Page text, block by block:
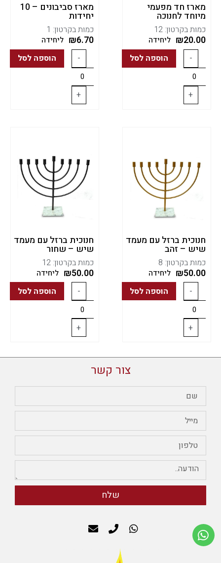
מארז חד מפעמי
מיוחד לחנוכה
כמות בקרטון: 12
₪20.00 ליחידה
-
+
הוספה לסל
מארז סביבונים – 10
יחידות
כמות בקרטון: 1
₪6.70 ליחידה
-
+
הוספה לסל
חנוכית ברזל עם מעמד
שיש – זהב
כמות בקרטון: 8
₪50.00 ליחידה
-
+
הוספה לסל
חנוכית ברזל עם מעמד
שיש – שחור
כמות בקרטון: 12
₪50.00 ליחידה
-
+
הוספה לסל
צור קשר
שלח